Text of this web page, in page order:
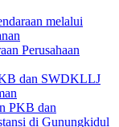
melalui
Perusahaan
dan SWDKLLJ
PKB dan
di Gunungkidul